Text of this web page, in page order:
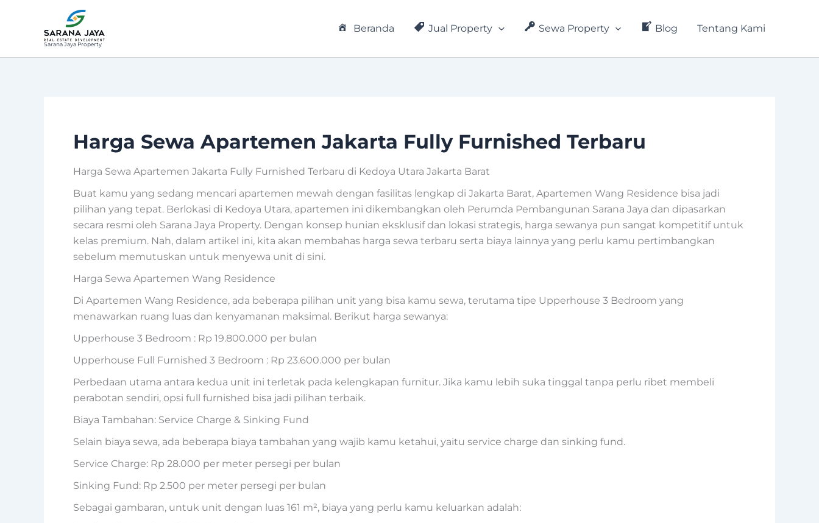
Sarana Jaya Property
Beranda Jual Property Sewa Property Blog Tentang Kami
Harga Sewa Apartemen Jakarta Fully Furnished Terbaru
Harga Sewa Apartemen Jakarta Fully Furnished Terbaru di Kedoya Utara Jakarta Barat
Buat kamu yang sedang mencari apartemen mewah dengan fasilitas lengkap di Jakarta Barat, Apartemen Wang Residence bisa jadi
pilihan yang tepat. Berlokasi di Kedoya Utara, apartemen ini dikembangkan oleh Perumda Pembangunan Sarana Jaya dan dipasarkan
secara resmi oleh Sarana Jaya Property. Dengan konsep hunian eksklusif dan lokasi strategis, harga sewanya pun sangat kompetitif untuk
kelas premium. Nah, dalam artikel ini, kita akan membahas harga sewa terbaru serta biaya lainnya yang perlu kamu pertimbangkan
sebelum memutuskan untuk menyewa unit di sini.
Harga Sewa Apartemen Wang Residence
Di Apartemen Wang Residence, ada beberapa pilihan unit yang bisa kamu sewa, terutama tipe Upperhouse 3 Bedroom yang
menawarkan ruang luas dan kenyamanan maksimal. Berikut harga sewanya:
Upperhouse 3 Bedroom : Rp 19.800.000 per bulan
Upperhouse Full Furnished 3 Bedroom : Rp 23.600.000 per bulan
Perbedaan utama antara kedua unit ini terletak pada kelengkapan furnitur. Jika kamu lebih suka tinggal tanpa perlu ribet membeli
perabotan sendiri, opsi full furnished bisa jadi pilihan terbaik.
Biaya Tambahan: Service Charge & Sinking Fund
Selain biaya sewa, ada beberapa biaya tambahan yang wajib kamu ketahui, yaitu service charge dan sinking fund.
Service Charge: Rp 28.000 per meter persegi per bulan
Sinking Fund: Rp 2.500 per meter persegi per bulan
Sebagai gambaran, untuk unit dengan luas 161 m², biaya yang perlu kamu keluarkan adalah: